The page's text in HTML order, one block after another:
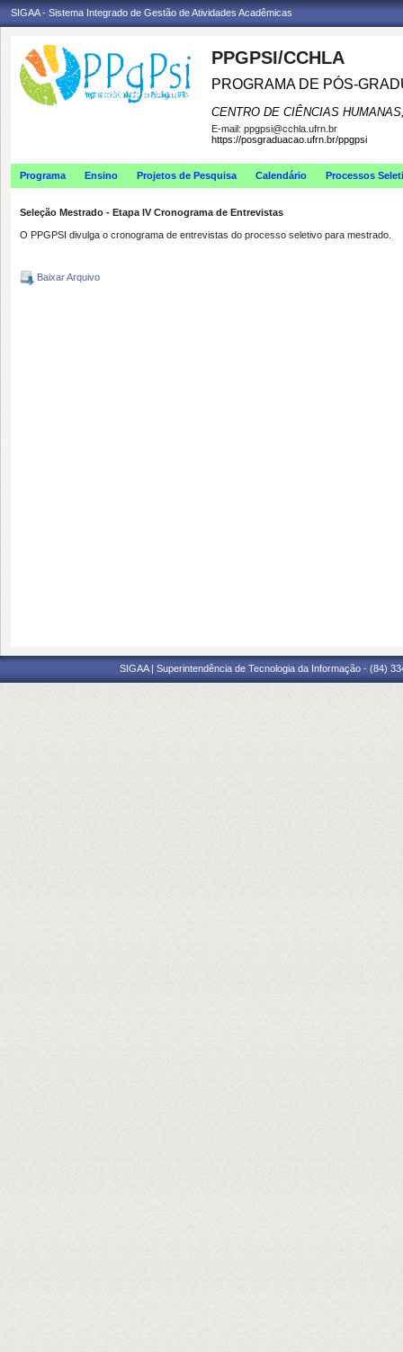
SIGAA - Sistema Integrado de Gestão de Atividades Acadêmicas
PPGPSI/CCHLA
PROGRAMA DE PÓS-
CENTRO DE CIÊNCIAS
E-mail: ppgpsi@cchla.ufrn.br
https://posgraduacao.ufrn.br/ppgpsi
Programa Ensino Projetos de Pesquisa Calendário Processos
Seleção Mestrado - Etapa IV Cronograma de Entrevistas
O PPGPSI divulga o cronograma de entrevistas do processo seletivo para mestrado.
Baixar Arquivo
SIGAA | Superintendência de Tecnologia da Informação - (84)